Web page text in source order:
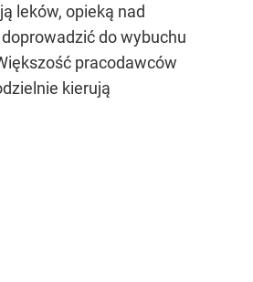
leków, opieką nad
do wybuchu
pracodawców
kierują